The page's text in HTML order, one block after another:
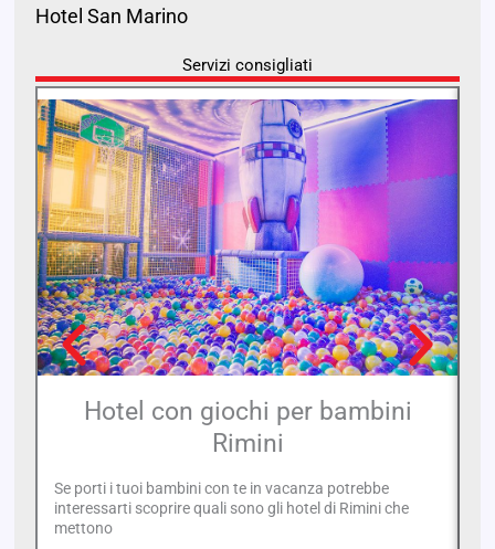
Hotel San Marino
Servizi consigliati
Hotel con giochi per bambini
Rimini
Se porti i tuoi bambini con te in vacanza potrebbe
interessarti scoprire quali sono gli hotel di Rimini che
mettono